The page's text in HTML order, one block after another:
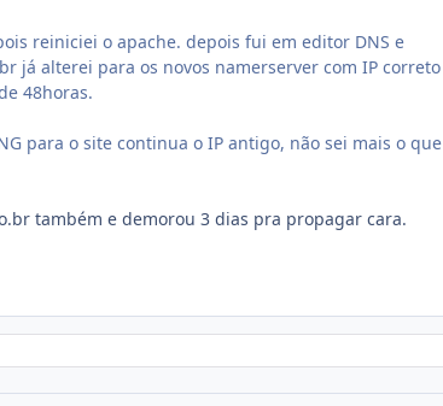
reiniciei o apache. depois fui em editor DNS e
já alterei para os novos namerserver com IP correto
48horas.
para o site continua o IP antigo, não sei mais o que
também e demorou 3 dias pra propagar cara.